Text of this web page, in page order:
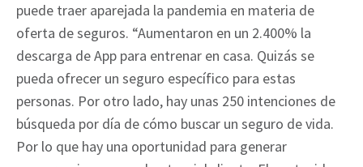
puede traer aparejada la pandemia en materia de
oferta de seguros. “Aumentaron en un 2.400% la
descarga de App para entrenar en casa. Quizás se
pueda ofrecer un seguro específico para estas
personas. Por otro lado, hay unas 250 intenciones de
búsqueda por día de cómo buscar un seguro de vida.
Por lo que hay una oportunidad para generar